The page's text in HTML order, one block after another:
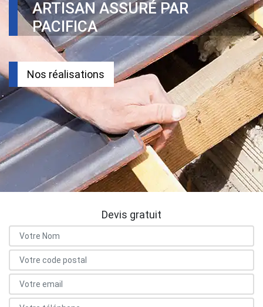
ARTISAN ASSURÉ PAR
PACIFICA
Nos réalisations
Devis gratuit